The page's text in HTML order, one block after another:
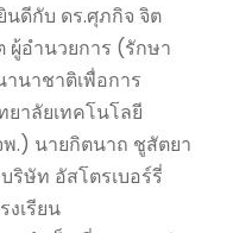
นดีกับ ดร.ศุภกิจ จิต
ผู้อำนวยการ (รักษา
นาชาติเพื่อการ
าลัยเทคโนโลยี
.) นายกิตนาถ ชูสัตยา
ริษัท อัสโตรเบอร์รี่
เรียน